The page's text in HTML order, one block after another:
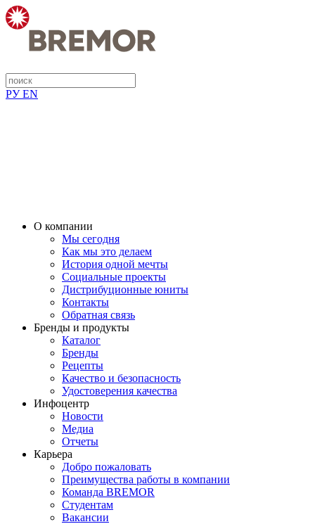
РУ EN
О компании
Мы сегодня
Как мы это делаем
История одной мечты
Социальные проекты
Дистрибуционные юниты
Контакты
Обратная связь
Бренды и продукты
Каталог
Бренды
Рецепты
Качество и безопасность
Удостоверения качества
Инфоцентр
Новости
Медиа
Отчеты
Карьера
Добро пожаловать
Преимущества работы в компании
Команда BREMOR
Студентам
Вакансии